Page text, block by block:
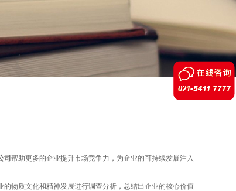
司 帮助更多的企业提升市场竞争力，为企业的可持续发展注入
物质文化和精神发展进行调查分析，总结出企业的核心价值